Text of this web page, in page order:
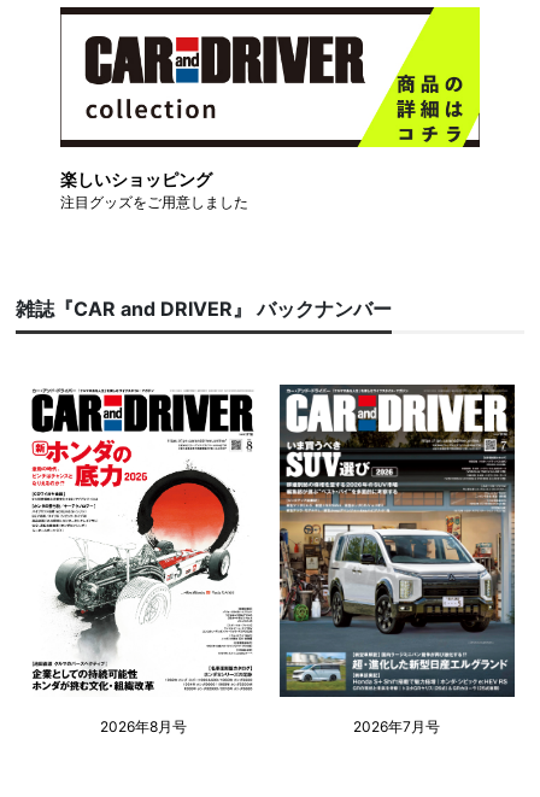
楽しいショッピング
注目グッズをご用意しました
雑誌『CAR and DRIVER』 バックナンバー
2026年8月号 2026年7月号